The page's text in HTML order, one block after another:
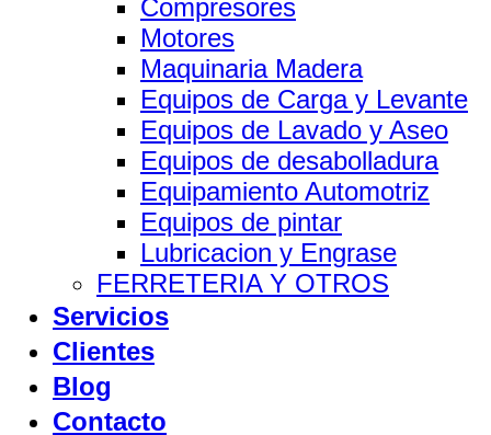
Compresores
Motores
Maquinaria Madera
Equipos de Carga y Levante
Equipos de Lavado y Aseo
Equipos de desabolladura
Equipamiento Automotriz
Equipos de pintar
Lubricacion y Engrase
FERRETERIA Y OTROS
Servicios
Clientes
Blog
Contacto